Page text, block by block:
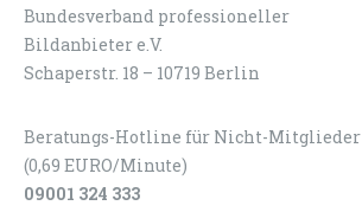
Bundesverband professioneller
Bildanbieter e.V.
Schaperstr. 18 – 10719 Berlin
Beratungs-Hotline für Nicht-Mitglieder
(0,69 EURO/Minute)
09001 324 333